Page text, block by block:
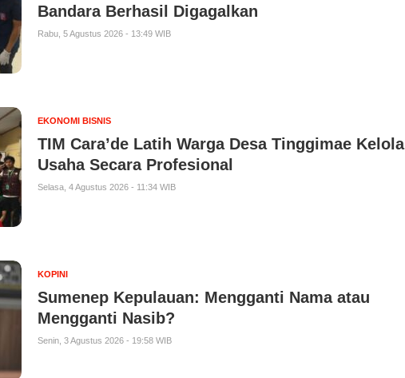
Bandara Berhasil Digagalkan
Rabu, 5 Agustus 2026 - 13:49 WIB
EKONOMI BISNIS
TIM Cara’de Latih Warga Desa Tinggimae Kelola
Usaha Secara Profesional
Selasa, 4 Agustus 2026 - 11:34 WIB
KOPINI
Sumenep Kepulauan: Mengganti Nama atau
Mengganti Nasib?
Senin, 3 Agustus 2026 - 19:58 WIB